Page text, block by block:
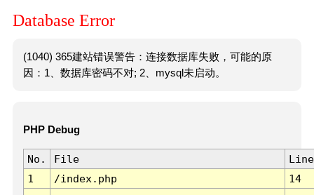
Database Error
(1040) 365建站错误警告：连接数据库失败，可能的原
因：1、数据库密码不对; 2、mysql未启动。
PHP Debug
No. File
Line
1
/index.php 14